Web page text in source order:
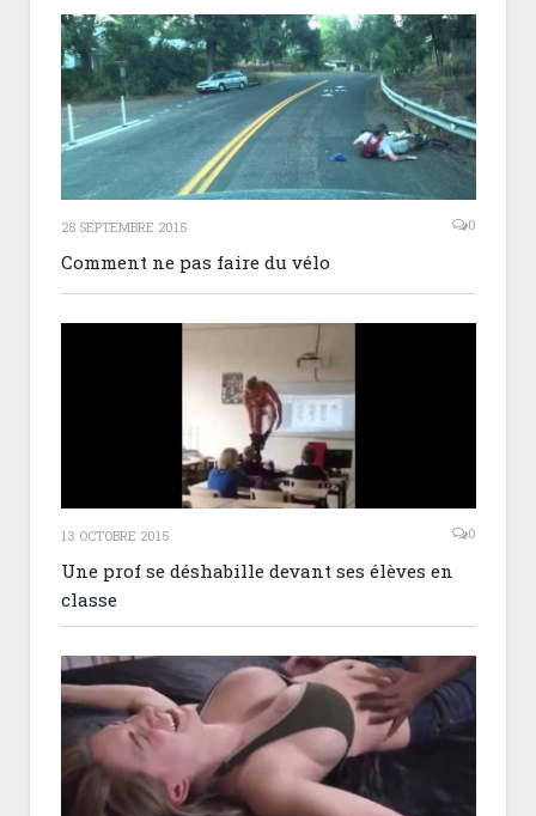
28 SEPTEMBRE 2015 0
Comment ne pas faire du vélo
13 OCTOBRE 2015 0
Une prof se déshabille devant ses élèves en
classe